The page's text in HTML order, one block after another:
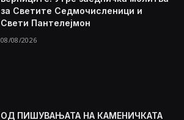
за Светите Седмочисленици и
Свети Пантелејмон
08/08/2026
ОД ПИШУВАЊАТА НА КАМЕНИЧКАТА